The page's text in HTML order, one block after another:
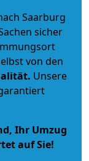
Saarburg
sicher
von den
. Unsere
Ihr Umzug
auf Sie!